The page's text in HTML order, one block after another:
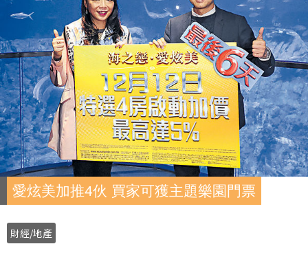
愛炫美加推4伙 買家可獲主題樂園門票
財經/地產